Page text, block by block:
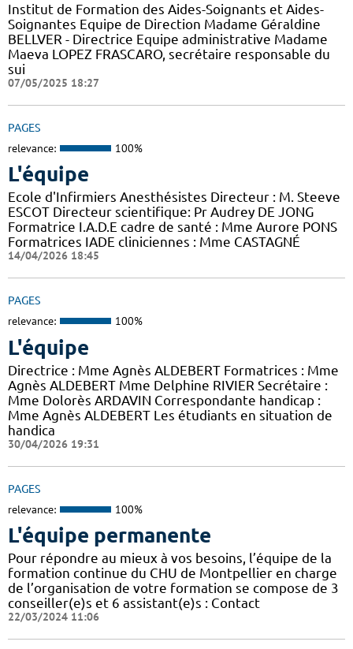
Institut de Formation des Aides-Soignants et Aides-
Soignantes Equipe de Direction Madame Géraldine
BELLVER - Directrice Equipe administrative Madame
Maeva LOPEZ FRASCARO, secrétaire responsable du
sui
07/05/2025 18:27
PAGES
relevance: 100%
L'équipe
Ecole d'Infirmiers Anesthésistes Directeur : M. Steeve
ESCOT Directeur scientifique: Pr Audrey DE JONG
Formatrice I.A.D.E cadre de santé : Mme Aurore PONS
Formatrices IADE cliniciennes : Mme CASTAGNÉ
14/04/2026 18:45
PAGES
relevance: 100%
L'équipe
Directrice : Mme Agnès ALDEBERT Formatrices : Mme
Agnès ALDEBERT Mme Delphine RIVIER Secrétaire :
Mme Dolorès ARDAVIN Correspondante handicap :
Mme Agnès ALDEBERT Les étudiants en situation de
handica
30/04/2026 19:31
PAGES
relevance: 100%
L'équipe permanente
Pour répondre au mieux à vos besoins, l’équipe de la
formation continue du CHU de Montpellier en charge
de l’organisation de votre formation se compose de 3
conseiller(e)s et 6 assistant(e)s : Contact
22/03/2024 11:06